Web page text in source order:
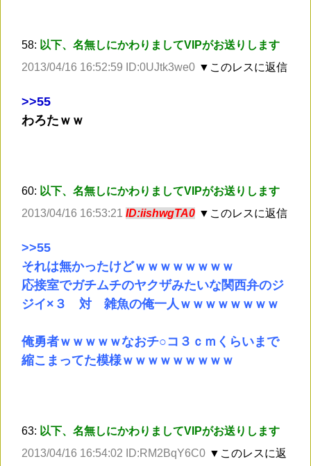
58: 以下、名無しにかわりましてVIPがお送りします
2013/04/16 16:52:59 ID:0UJtk3we0 ▼このレスに返信
>>55
わろたｗｗ
60: 以下、名無しにかわりましてVIPがお送りします
2013/04/16 16:53:21 ID:iishwgTA0 ▼このレスに返信
>>55
それは無かったけどｗｗｗｗｗｗｗｗ
応接室でガチムチのヤクザみたいな関西弁のジ
ジイ×３ 対 雑魚の俺一人ｗｗｗｗｗｗｗｗ
俺勇者ｗｗｗｗｗなおチ○コ３ｃｍくらいまで
縮こまってた模様ｗｗｗｗｗｗｗｗｗ
63: 以下、名無しにかわりましてVIPがお送りします
2013/04/16 16:54:02 ID:RM2BqY6C0 ▼このレスに返